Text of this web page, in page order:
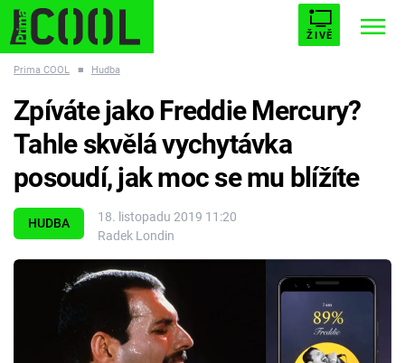
ŽIVĚ
ESCAPE PLNEJ KOTEL AVENGERS 5
Témata
Filmy
Prima COOL ■ Hudba
HUDBA
18. listopadu 2019 11:20
Radek Londin
Zpíváte jako Freddie Mercury?
Tahle skvělá vychytávka
posoudí, jak moc se mu blížíte